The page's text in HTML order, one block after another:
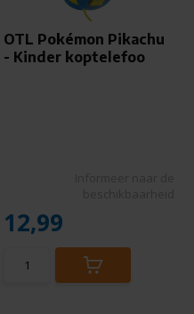
OTL Pokémon Pikachu
- Kinder koptelefoo
12,99